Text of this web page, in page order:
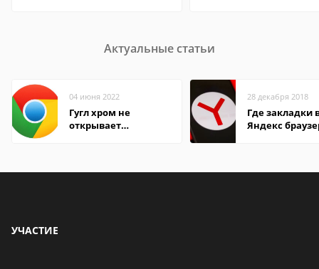
Актуальные статьи
04 июня 2022
Гугл хром не
открывает
28 декабря 2018
Где закладки
Яндекс
УЧАСТИЕ